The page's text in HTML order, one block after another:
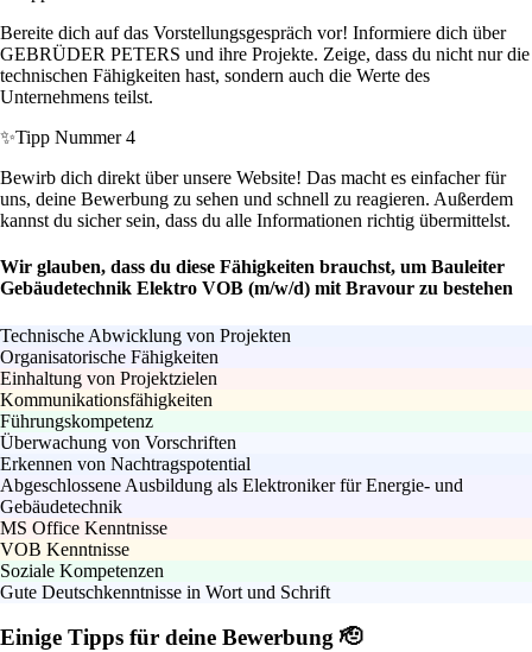
Bereite dich auf das Vorstellungsgespräch vor! Informiere dich über
GEBRÜDER PETERS und ihre Projekte. Zeige, dass du nicht nur die
technischen Fähigkeiten hast, sondern auch die Werte des
Unternehmens teilst.
✨Tipp Nummer 4
Bewirb dich direkt über unsere Website! Das macht es einfacher für
uns, deine Bewerbung zu sehen und schnell zu reagieren. Außerdem
kannst du sicher sein, dass du alle Informationen richtig übermittelst.
Wir glauben, dass du diese Fähigkeiten brauchst, um Bauleiter
Gebäudetechnik Elektro VOB (m/w/d) mit Bravour zu bestehen
Technische Abwicklung von Projekten
Organisatorische Fähigkeiten
Einhaltung von Projektzielen
Kommunikationsfähigkeiten
Führungskompetenz
Überwachung von Vorschriften
Erkennen von Nachtragspotential
Abgeschlossene Ausbildung als Elektroniker für Energie- und
Gebäudetechnik
MS Office Kenntnisse
VOB Kenntnisse
Soziale Kompetenzen
Gute Deutschkenntnisse in Wort und Schrift
Einige Tipps für deine Bewerbung 🫡